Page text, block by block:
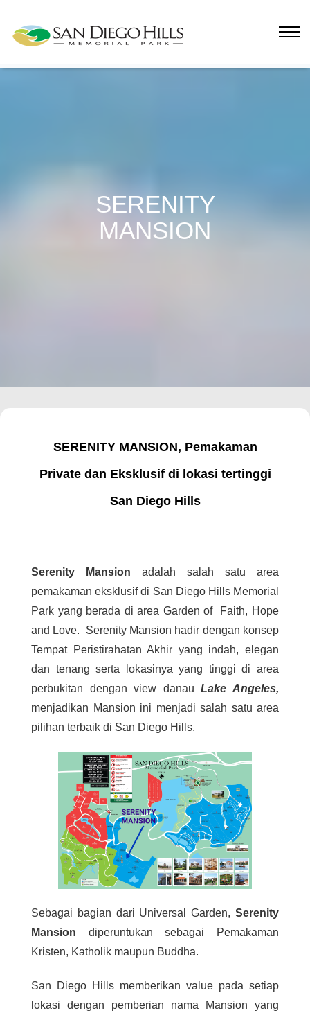
SERENITY
MANSION
SERENITY MANSION, Pemakaman
Private dan Eksklusif di lokasi tertinggi
San Diego Hills
Serenity Mansion adalah salah satu area
pemakaman eksklusif di San Diego Hills Memorial
Park yang berada di area Garden of Faith, Hope
and Love. Serenity Mansion hadir dengan konsep
Tempat Peristirahatan Akhir yang indah, elegan
dan tenang serta lokasinya yang tinggi di area
perbukitan dengan view danauLake Angeles,
menjadikan Mansion ini menjadi salah satu area
pilihan terbaik di San Diego Hills.
Sebagai bagian dari Universal Garden, Serenity
Mansion diperuntukan sebagai Pemakaman
Kristen, Katholik maupun Buddha.
San Diego Hills memberikan value pada setiap
lokasi dengan pemberian nama Mansion yang